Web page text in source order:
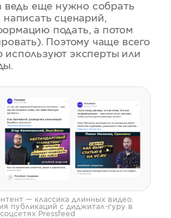
ведь еще нужно собрать
написать сценарий,
подать, а потом
Поэтому чаще всего
используют эксперты или
— классика длинных видео.
публикаций с диджитал-гуру в
соцсетях Pressfeed